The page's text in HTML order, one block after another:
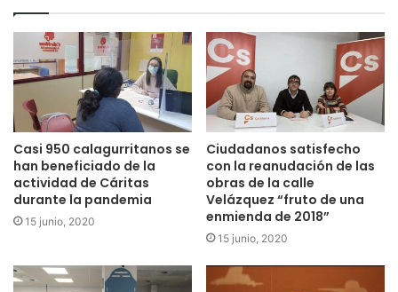
Lugar: Parroquia de San Adrián y Santa Natalia.
19:00 horas.-Desfile de Carrozas, amenizado por la
charanga Strapalucio con la comparsa de Gigantes y
Cabezudos.
Premio a la participación …… 200 €
1º Premio …………………………… 1.000 €
2º Premio …………………………… 600 €
3º Premio …………………………… 300 €
20:30 horas.- Entrega de Premios de los concursos de
Carrozas, Escaparates, Calles y Chamizos.
21:00 horas.- Jotas “Alegría Ribera”
Casi 950 calagurritanos se
han beneficiado de la
actividad de Cáritas
durante la pandemia
15 junio, 2020
Ciudadanos satisfecho
con la reanudación de las
obras de la calle
Velázquez “fruto de una
enmienda de 2018”
15 junio, 2020